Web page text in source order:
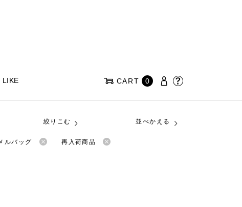
LIKE CART 0
絞りこむ 並べかえる
ルバッグ 再入荷商品